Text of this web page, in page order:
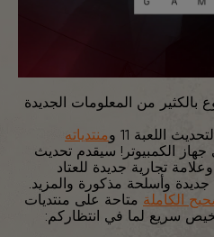
بالكثير من المعلومات الجديدة
لتحديث اللعبة 11 و
منتدياته
جهاز الكمبيوتر! سيقدم تحديث
وعلامة تجارية جديدة للعتاد
وأسلحة مذكورة والمزيد.
الكاملة متاحة على منتديات
سريع لما في انتظاركم: